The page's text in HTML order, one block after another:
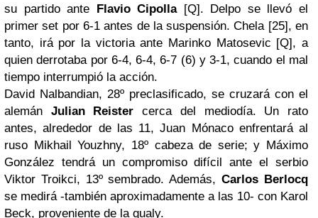
su partido ante
Flavio Cipolla[Q]. Delpo se llevó el
primer set por 6-1 antes de la suspensión. Chela [25], en
tanto, irá por la victoria ante Marinko Matosevic [Q], a
quien derrotaba por 6-4, 6-4, 6-7 (6) y 3-1, cuando el mal
tiempo interrumpió la acción.
David Nalbandian, 28º preclasificado, se cruzará con el
alemán Julian Reister cerca del mediodía. Un rato
antes, alrededor de las 11, Juan Mónaco enfrentará al
ruso Mikhail Youzhny, 18º cabeza de serie; y Máximo
González tendrá un compromiso difícil ante el serbio
Viktor Troikci, 13º sembrado. Además,Carlos Berlocq
se medirá -también aproximadamente a las 10- con Karol
Beck, proveniente de la qualy.